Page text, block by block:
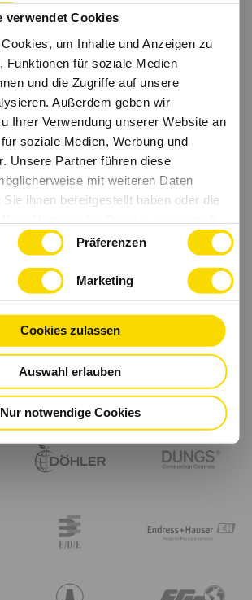
verwendet Cookies
um Inhalte und Anzeigen zu
Funktionen für soziale Medien
und die Zugriffe auf unsere
Außerdem geben wir
Ihrer Verwendung unserer Website an
soziale Medien, Werbung und
Unsere Partner führen diese
mit weiteren Daten
ihnen bereitgestellt haben oder die
Präferenzen
Marketing
Cookies zulassen
Auswahl erlauben
Nur notwendige Cookies